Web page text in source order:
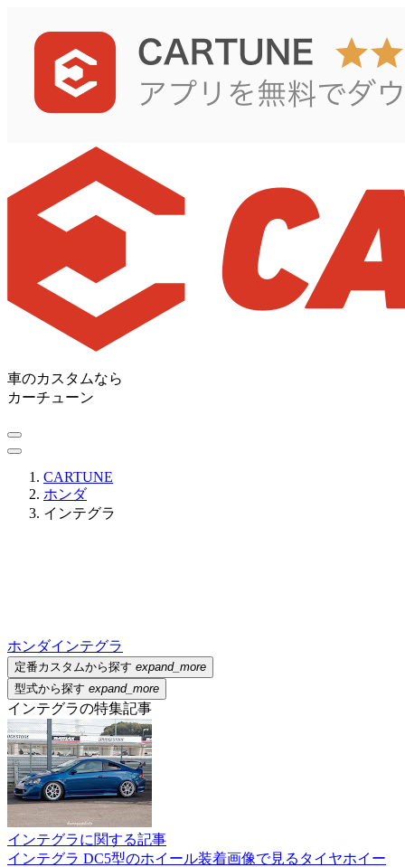
車のカスタムなら
カーチューン
CARTUNE
ホンダ
インテグラ
ホンダインテグラ
定番カスタムから探す expand_more
型式から探す expand_more
インテグラの特集記事
インテグラに関する記事
インテグラ DC5型のホイール装着画像で見るタイヤホイー